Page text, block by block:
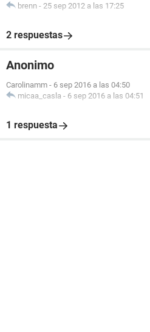
brenn - 25 sep 2012 a las 17:25
2 respuestas
Anonimo
Carolinamm - 6 sep 2016 a las 04:50
micaa_casla - 6 sep 2016 a las 04:51
1 respuesta